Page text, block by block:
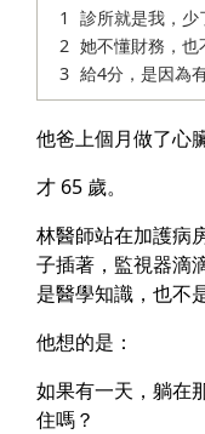
診所就是我，
她不懂財務，也
給4分，是因為
他爸上個月做了心
才 65 歲。
林醫師站在加護病
子插著，監視器滴
是醫學知識，也不
他想的是：
如果有一天，躺
住嗎？